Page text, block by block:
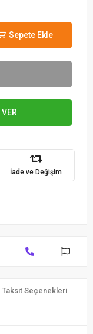
Sepete Ekle
İade ve Değişim
Taksit Seçenekleri